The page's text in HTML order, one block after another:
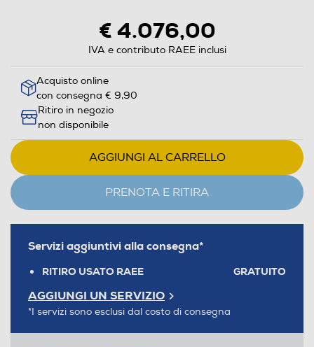
€ 4.076,00
IVA e contributo RAEE inclusi
Acquisto online
con consegna € 9,90
Ritiro in negozio
non disponibile
AGGIUNGI AL CARRELLO
PRENOTA E RITIRA
Servizi aggiuntivi alla consegna*
RITIRO USATO RAEE GRATUITO
AGGIUNGI UN SERVIZIO
*I servizi sono esclusi dal costo di consegna